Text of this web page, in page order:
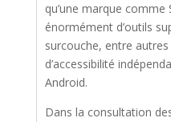
qu’une marque
énormément d’outils
surcouche, entre
d’accessibilité
Android.
Dans la consultation